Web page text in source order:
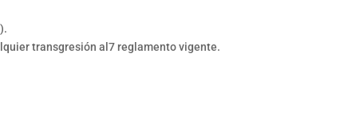
transgresión al7 reglamento vigente.